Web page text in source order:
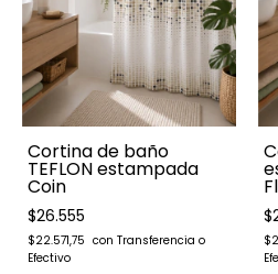
Cortina de baño
TEFLON estampada
Coin
$26.555
$22.571,75